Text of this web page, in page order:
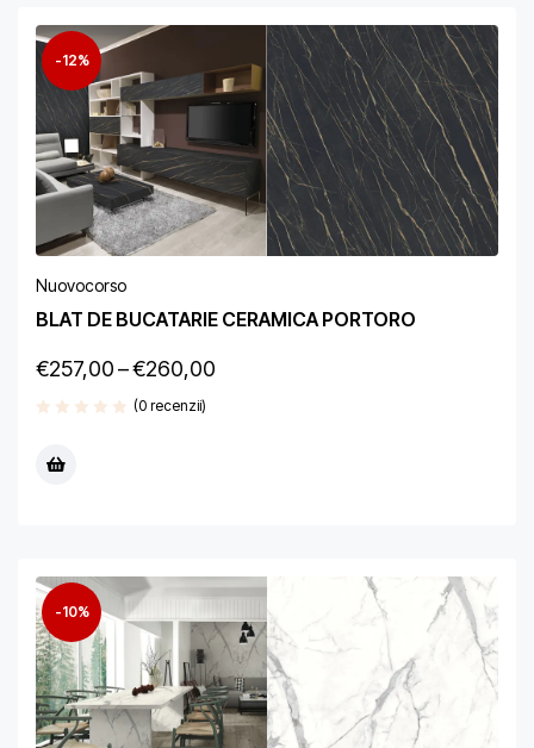
-12%
Nuovocorso
BLAT DE BUCATARIE CERAMICA PORTORO
€257,00–€260,00
(0 recenzii)
-10%